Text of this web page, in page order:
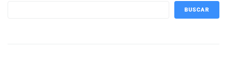
BUSCAR